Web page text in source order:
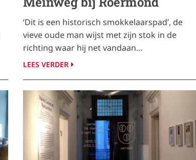
‘Dit is een historisch smokkelaarspad’, de
vieve oude man wijst met zijn stok in de
richting waar hij net vandaan…
LEES VERDER